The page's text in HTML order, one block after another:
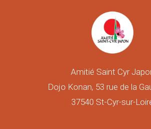
Amitié Saint Cyr
Dojo Konan, 53 rue de la
37540 St-Cyr-sur-